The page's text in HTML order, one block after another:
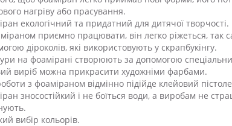
нагріву або прасування.
екологічний та придатний для дитячої творчості.
приємно працювати, він легко ріжеться, так
діроколів, які використовують у скрапбукінгу.
на фоамірані створюють за допомогою
виріб можна прикрасити художніми фарбами.
з фоаміраном відмінно підійде клейовий
зносостійкий і не боїться води, а виробам не
вибір кольорів.